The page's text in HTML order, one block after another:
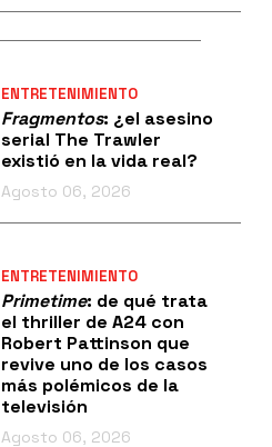
ENTRETENIMIENTO
Fragmentos: ¿el asesino
serial The Trawler
existió en la vida real?
Agosto 06, 2026
ENTRETENIMIENTO
Primetime: de qué trata
el thriller de A24 con
Robert Pattinson que
revive uno de los casos
más polémicos de la
televisión
Agosto 06, 2026